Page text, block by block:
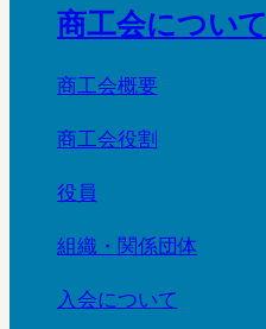
商工会について
商工会概要
商工会役割
役員
組織・関係団体
入会について